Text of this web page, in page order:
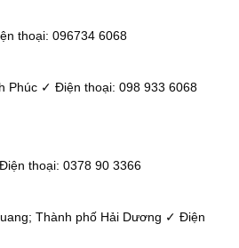
thoại: 096734 6068
Phúc ✓ Điện thoại: 098 933 6068
thoại: 0378 90 3366
Thành phố Hải Dương ✓ Điện